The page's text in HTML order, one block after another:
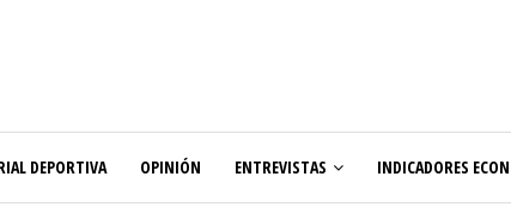
DEPORTIVA OPINIÓN ENTREVISTAS INDICADORES